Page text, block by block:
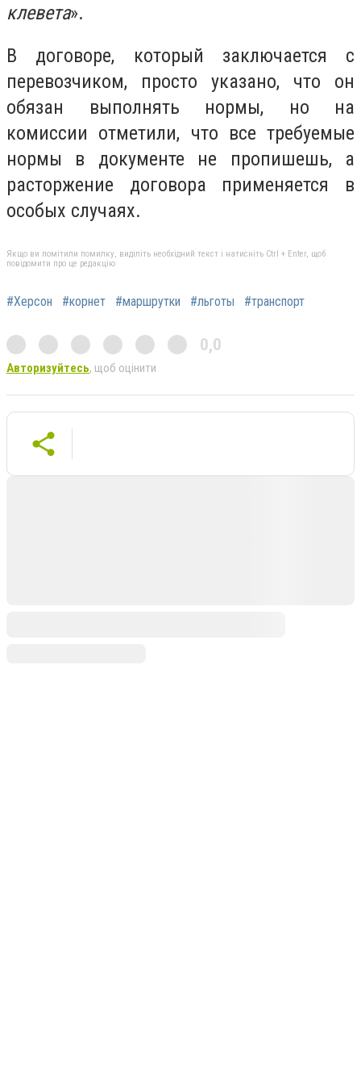
клевета».
В договоре, который заключается с
перевозчиком, просто указано, что он
обязан выполнять нормы, но на
комиссии отметили, что все требуемые
нормы в документе не пропишешь, а
расторжение договора применяется в
особых случаях.
Якщо ви помітили помилку, виділіть необхідний текст і натисніть Ctrl + Enter, щоб
повідомити про це редакцію
#Херсон #корнет #маршрутки #льготы #транспорт
0,0
Авторизуйтесь, щоб оцінити